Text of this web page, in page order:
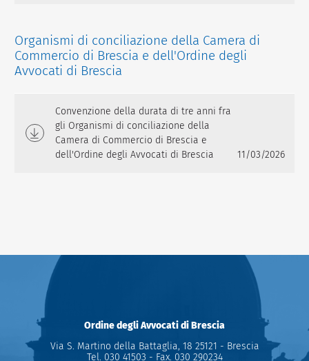
Organismi di conciliazione della Camera di
Commercio di Brescia e dell'Ordine degli
Avvocati di Brescia
Convenzione della durata di tre anni fra
gli Organismi di conciliazione della
Camera di Commercio di Brescia e
dell'Ordine degli Avvocati di Brescia
11/03/2026
Ordine degli Avvocati di Brescia
Via S. Martino della Battaglia, 18 25121 - Brescia
Tel. 030 41503 - Fax. 030 290234